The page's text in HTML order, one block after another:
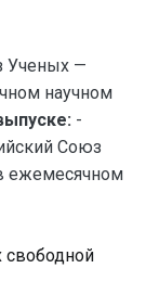
Ученых —
научном
-
Союз
ежемесячном
свободной